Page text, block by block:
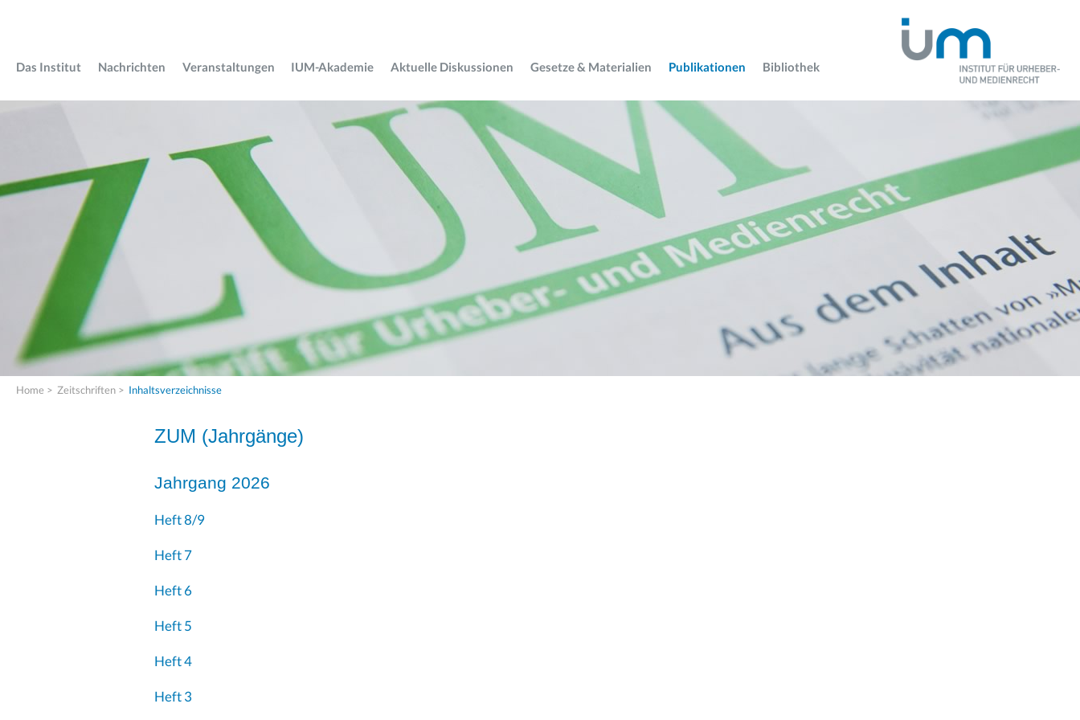
Das Institut Nachrichten Veranstaltungen IUM-Akademie Aktuelle Diskussionen Gesetze & Materialien Publikationen Bibliothek
Home > Zeitschriften > Inhaltsverzeichnisse
ZUM (Jahrgänge)
Jahrgang 2026
Heft 8/9
Heft 7
Heft 6
Heft 5
Heft 4
Heft 3